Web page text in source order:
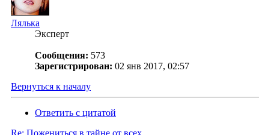
Лялька
Эксперт
Сообщения: 573
Зарегистрирован: 02 янв 2017, 02:57
Вернуться к началу
Ответить с цитатой